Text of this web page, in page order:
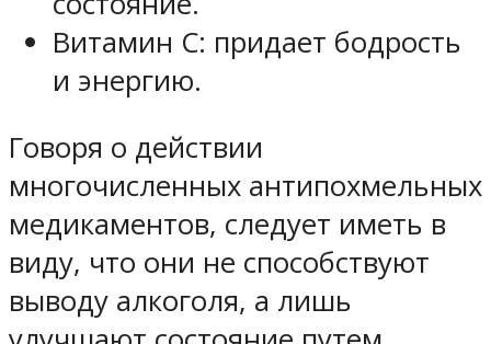
Витамин С: придает бодрость
и энергию.
Говоря о действии
многочисленных антипохмельных
медикаментов, следует иметь в
виду, что они не способствуют
выводу алкоголя, а лишь